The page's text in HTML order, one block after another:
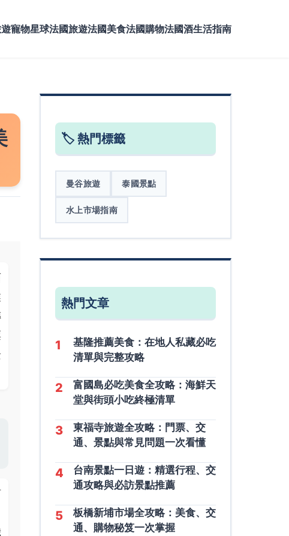
寵物星球法國旅遊法國美食法國購物法國酒生活指南
🏷️ 熱門標籤
曼谷旅遊 泰國景點
水上市場指南
熱門文章
1
基隆推薦美食：在地人私藏必吃
清單與完整攻略
2
富國島必吃美食全攻略：海鮮天
堂與街頭小吃終極清單
3
東福寺旅遊全攻略：門票、交
通、景點與常見問題一次看懂
4
台南景點一日遊：精選行程、交
通攻略與必訪景點推薦
5
板橋新埔市場全攻略：美食、交
通、購物秘笈一次掌握